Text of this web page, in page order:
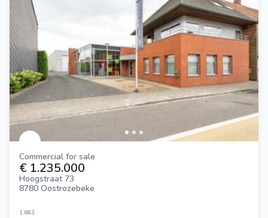
Commercial for sale
€ 1.235.000
Hoogstraat 73
8780 Oostrozebeke
1.683